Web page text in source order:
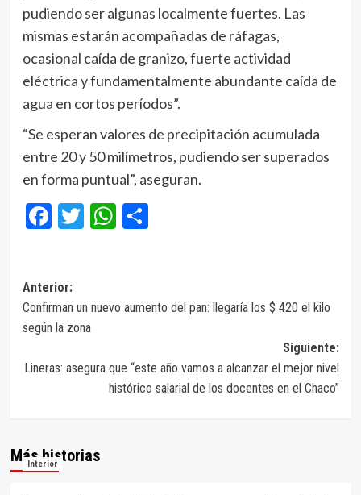
pudiendo ser algunas localmente fuertes. Las
mismas estarán acompañadas de ráfagas,
ocasional caída de granizo, fuerte actividad
eléctrica y fundamentalmente abundante caída de
agua en cortos períodos”.
“Se esperan valores de precipitación acumulada
entre 20 y 50 milímetros, pudiendo ser superados
en forma puntual”, aseguran.
Facebook
Twitter
WhatsApp
Compartir
Navegación
de
entradas
Anterior:
Confirman un nuevo aumento del pan: llegaría los $ 420 el kilo
según la zona
Siguiente:
Lineras: asegura que “este año vamos a alcanzar el mejor nivel
histórico salarial de los docentes en el Chaco”
Más historias
Interior